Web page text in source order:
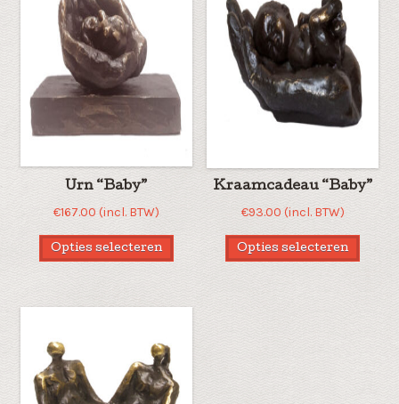
Urn “Baby”
€167.00 (incl. BTW)
Opties selecteren
Kraamcadeau “Baby”
€93.00 (incl. BTW)
Opties selecteren